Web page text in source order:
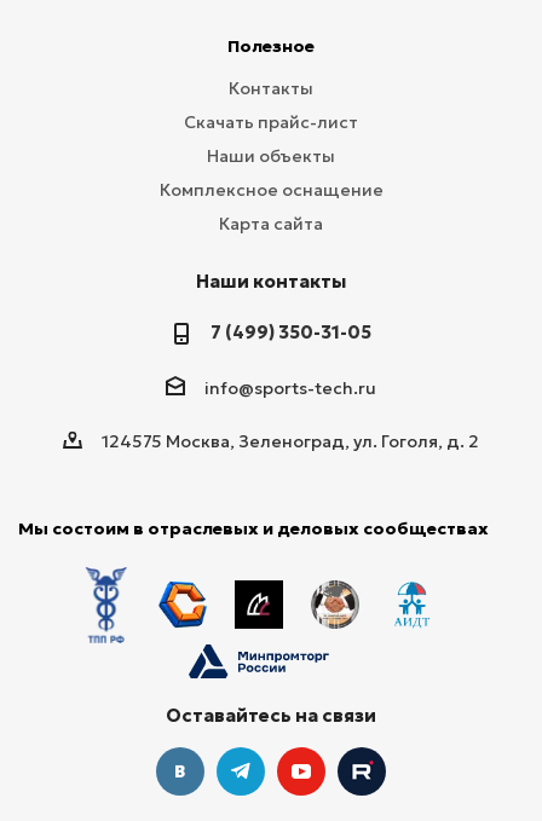
Полезное
Контакты
Скачать прайс-лист
Наши объекты
Комплексное оснащение
Карта сайта
Наши контакты
7 (499) 350-31-05
info@sports-tech.ru
124575 Москва, Зеленоград, ул. Гоголя, д. 2
Мы состоим в отраслевых и деловых сообществах
Оставайтесь на связи